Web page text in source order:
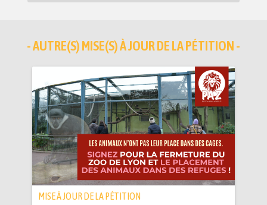
- AUTRE(S) MISE(S) À JOUR DE LA PÉTITION -
MISE À JOUR DE LA PÉTITION